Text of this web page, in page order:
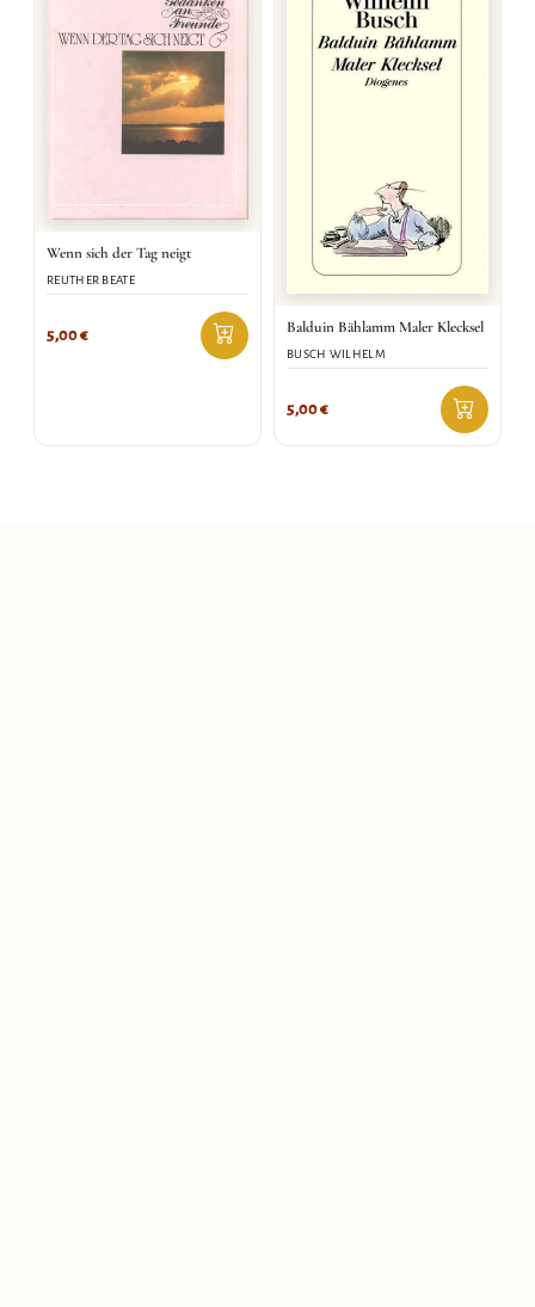
Wenn sich der Tag neigt
REUTHER BEATE
5,00€ Balduin Bählamm Maler Klecksel
BUSCH WILHELM
5,00€